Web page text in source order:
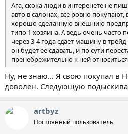
Ага, скока люди в интеренете не
авто в салонах, все ровно покупают,
хорошо сделанную внешнию
типо 1 хозяина. А ведь очень часто
через 3-4 года сдает машину в
он будет ее сдавать, и по сути
пренебрежительно к ней
Ну, не знаю... Я свою покупал в
доволен. Следующую
artbyz
Постоянный пользователь